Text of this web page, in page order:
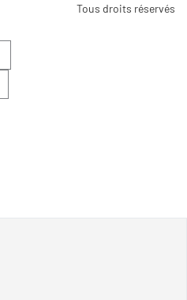
Tous droits réservés